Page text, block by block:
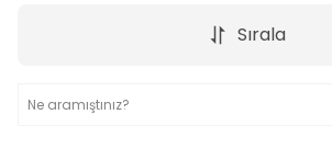
Sırala